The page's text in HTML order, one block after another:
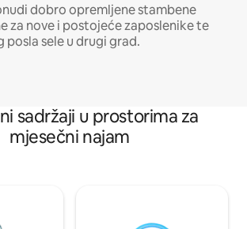
dobro opremljene stambene
za nove i postojeće zaposlenike te
posla sele u drugi grad.
sadržaji u prostorima za
mjesečni najam